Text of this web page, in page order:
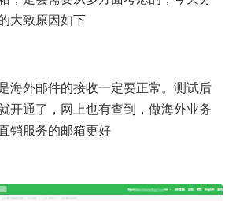
大致原因如下
海外邮件的接收一定要正常。测试后
开通了，网上也有查到，做海外业务
销服务的邮箱更好